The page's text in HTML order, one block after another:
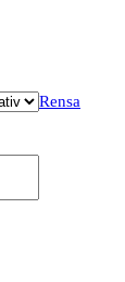
Rensa